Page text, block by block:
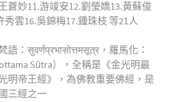
蒼妙11.游竣安12.劉瑩嬌13.黃蘇俊
秀雲16.吳錦梅17.鍾珠枝 等21人
語：सुवर्णप्रभासोत्तमसूत्र，羅馬化：
Sūtra），全稱是《金光明最
明帝王經》，為佛教重要佛經，是
三經之一